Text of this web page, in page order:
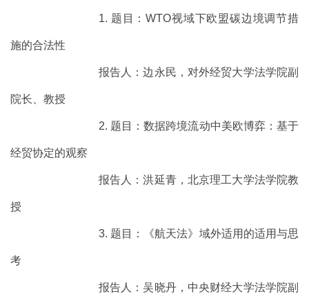
1. 题目：WTO视域下欧盟碳边境调节措
施的合法性
报告人：边永民，对外经贸大学法学院副
院长、教授
2. 题目：数据跨境流动中美欧博弈：基于
经贸协定的观察
报告人：洪延青，北京理工大学法学院教
授
3. 题目：《航天法》域外适用的适用与思
考
报告人：吴晓丹，中央财经大学法学院副